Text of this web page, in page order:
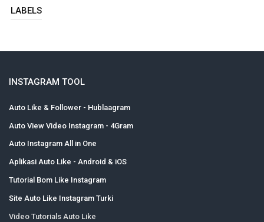
LABELS
INSTAGRAM TOOL
Auto Like & Follower - Hublaagram
Auto View Video Instagram - 4Gram
Auto Instagram All in One
Aplikasi Auto Like - Android & iOS
Tutorial Bom Like Instagram
Site Auto Like Instagram Turki
Video Tutorials Auto Like